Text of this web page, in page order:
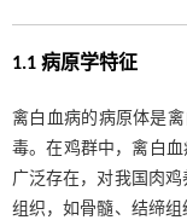
1.1 病原学特征
禽白血病的病原体是
毒。在鸡群中，禽白血
广泛存在，对我国肉
组织，如骨髓、结缔